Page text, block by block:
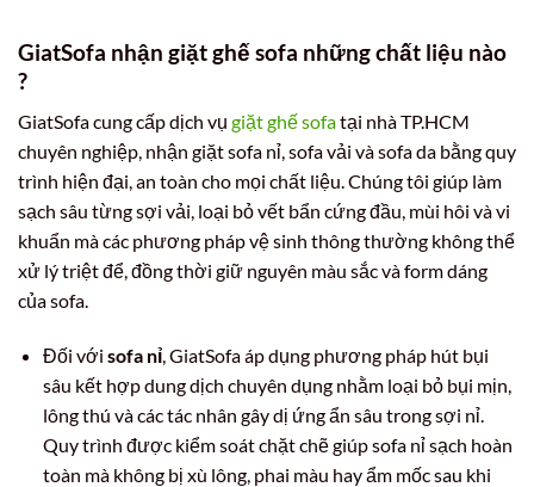
GiatSofa nhận giặt ghế sofa những chất liệu nào
?
GiatSofa cung cấp dịch vụ giặt ghế sofatại nhà TP.HCM
chuyên nghiệp, nhận giặt sofa nỉ, sofa vải và sofa da bằng quy
trình hiện đại, an toàn cho mọi chất liệu. Chúng tôi giúp làm
sạch sâu từng sợi vải, loại bỏ vết bẩn cứng đầu, mùi hôi và vi
khuẩn mà các phương pháp vệ sinh thông thường không thể
xử lý triệt để, đồng thời giữ nguyên màu sắc và form dáng
của sofa.
Đối với sofa nỉ, GiatSofa áp dụng phương pháp hút bụi
sâu kết hợp dung dịch chuyên dụng nhằm loại bỏ bụi mịn,
lông thú và các tác nhân gây dị ứng ẩn sâu trong sợi nỉ.
Quy trình được kiểm soát chặt chẽ giúp sofa nỉ sạch hoàn
toàn mà không bị xù lông, phai màu hay ẩm mốc sau khi